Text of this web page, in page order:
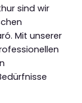
sind wir
Mit unserer